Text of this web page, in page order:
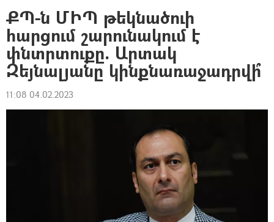
ՔՊ-ն ՄԻՊ թեկնածուի
հարցում շարունակում է
փնտրտուքը. Արտակ
Զեյնալյանը կինքնառաջադրվի՞
11:08 04.02.2023